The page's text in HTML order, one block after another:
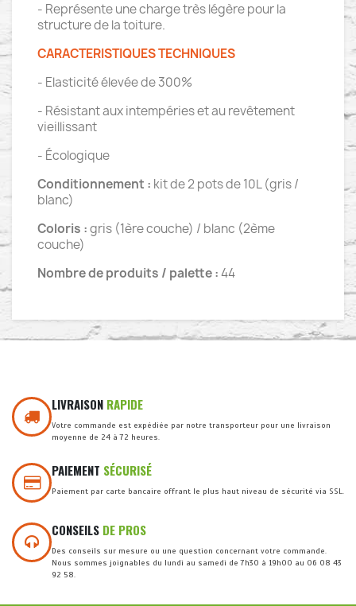
- Représente une charge très légère pour la
structure de la toiture.
CARACTERISTIQUES TECHNIQUES
- Elasticité élevée de 300%
- Résistant aux intempéries et au revêtement
vieillissant
- Écologique
Conditionnement : kit de 2 pots de 10L (gris /
blanc)
Coloris :gris (1ère couche) / blanc (2ème
couche)
Nombre de produits / palette :44
LIVRAISON RAPIDE
Votre commande est expédiée par notre transporteur pour une livraison
moyenne de 24 à 72 heures.
PAIEMENT SÉCURISÉ
Paiement par carte bancaire offrant le plus haut niveau de sécurité via SSL.
CONSEILS DE PROS
Des conseils sur mesure ou une question concernant votre commande.
Nous sommes joignables du lundi au samedi de 7h30 à 19h00 au 06 08 43
92 58.